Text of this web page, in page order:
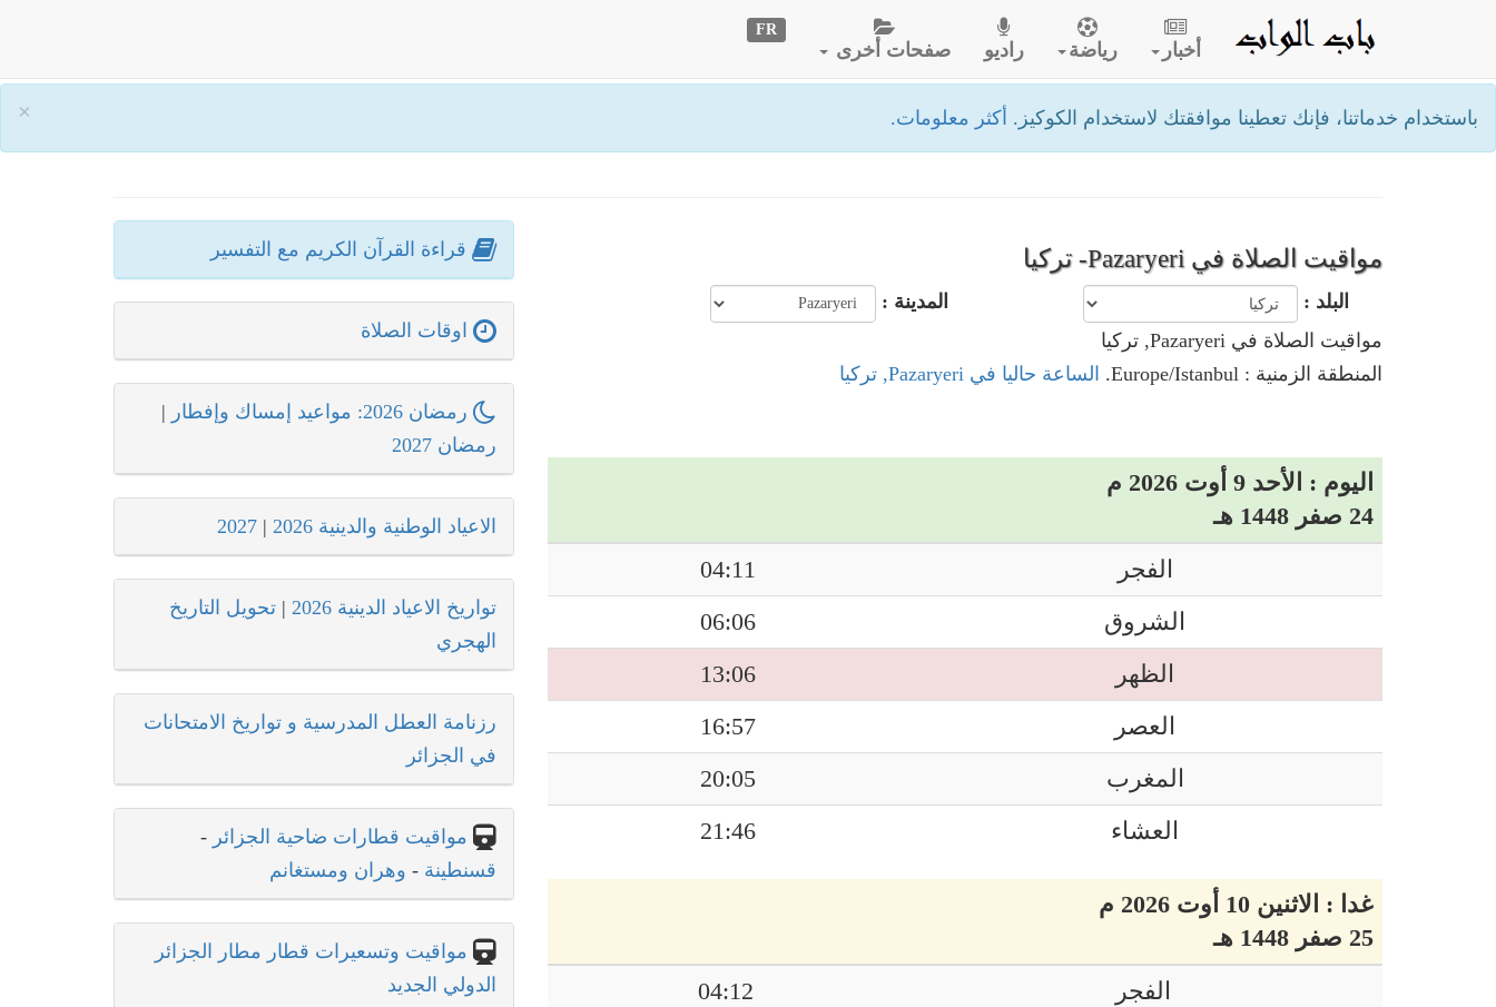
× باستخدام خدماتنا، فإنك تعطينا موافقتك لاستخدام الكوكيز. أكثر معلومات.
أخبار رياضة راديو صفحات أخرى
FR
مواقيت الصلاة في Pazaryeri- تركيا
البلد :
المدينة :
مواقيت الصلاة في Pazaryeri, تركيا
المنطقة الزمنية : Europe/Istanbul.
الساعة حاليا في Pazaryeri, تركيا
اليوم : الأحد 9 أوت 2026 م
24 صفر 1448 هـ
الفجر
04:11
الشروق
06:06
الظهر
13:06
العصر
16:57
المغرب
20:05
العشاء
21:46
غدا : الاثنين 10 أوت 2026 م
25 صفر 1448 هـ
الفجر
04:12
قراءة القرآن الكريم مع التفسير
اوقات الصلاة
رمضان 2026: مواعيد إمساك وإفطار
|
رمضان 2027
الاعياد الوطنية والدينية 2026 |
2027
تواريخ الاعياد الدينية 2026 | تحويل التاريخ
الهجري
رزنامة العطل المدرسية و تواريخ الامتحانات
في الجزائر
مواقيت قطارات ضاحية الجزائر -
قسنطينة - وهران ومستغانم
مواقيت وتسعيرات قطار مطار الجزائر
الدولي الجديد